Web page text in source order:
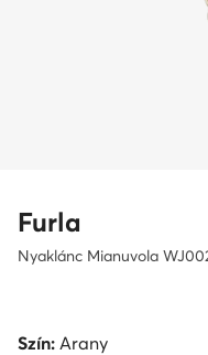
Furla
Nyaklánc Mianuvola
Szín: Arany